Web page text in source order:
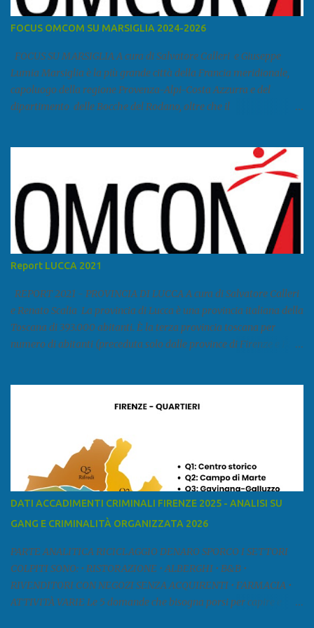
FOCUS OMCOM SU MARSIGLIA 2024-2026
FOCUS SU MARSIGLIA A cura di Salvatore Calleri e Giuseppe
Lumia Marsiglia è la più grande città della Francia meridionale,
capoluogo della regione Provenza-Alpi-Costa Azzurra e del
dipartimento delle Bocche del Rodano, oltre che il
come area metropolitana. Studiare quanto succede a Marsiglia è
molto importante per la geopolitica narcomafiosa perché
Marsiglia ha il porto in asse con la Corsica, Genova, Livorno e
Napoli e le banlieu gemellate con le periferie milanesi. Secondo il
rapporto della DCSA è uno dei principali scali del narcotraffico dal
sudamerica, in particolare Ecuador e Cile. Marsiglia è una città
multietnica, con un 40 per cento di islamici e nonostante questo e
nonostante il forte tasso di criminalità che attira molti giovani,
emerge a prescindere dalla religione una forte identità ...
Report LUCCA 2021
REPORT 2021 - PROVINCIA DI LUCCA A cura di Salvatore Calleri
e Renato Scalia La provincia di Lucca è una provincia italiana della
Toscana di 393.000 abitanti. È la terza provincia toscana per
numero di abitanti (preceduta solo dalle province di Firenze e Pisa)
a est con le province di Pistoia e di Firenze, a sud con la provincia di
Lucca Ÿ la Versilia Ÿ la Media Valle del Serchio Ÿ la Garfagnana
Fonte: wikipedia Presenze mafiose e criminali (principali) Le
presenze mafiose in provincia sono assai rilevanti. Si segnala che
nella relazione del 2001 della Commissione parlamentare
Livorno e Lucca agiscono i clan dei Fedele...” Dalla ricerc...
DATI ACCADIMENTI CRIMINALI FIRENZE 2025 - ANALISI SU
GANG E CRIMINALITÀ ORGANIZZATA 2026
PARTE ANALITICA RICICLAGGIO DENARO SPORCO I SETTORI
COLPITI SONO: • RISTORAZIONE • ALBERGHI • B&B •
RIVENDITORI CON NEGOZI SENZA ACQUIRENTI • FARMACIA •
ATTIVITÀ VARIE Le 5 domande che bisogna porsi per capire e